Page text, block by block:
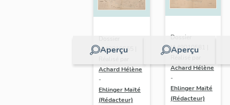
Aperçu
IA49010565 |
Achard Hélène
-
Ehlinger Maïté
(Rédacteur)
Aperçu
Dossier
IA49010581 |
Achard Hélène
-
Ehlinger Maïté
(Rédacteur)